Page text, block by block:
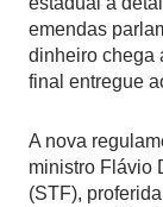
emendas
dinheiro chega
final entregue
A nova
ministro Flávio
(STF),